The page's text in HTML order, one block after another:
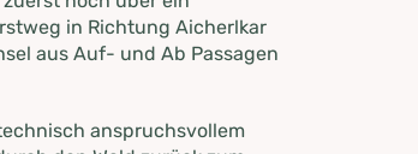
in Richtung Aicherlkar
aus Auf- und Ab Passagen
anspruchsvollem